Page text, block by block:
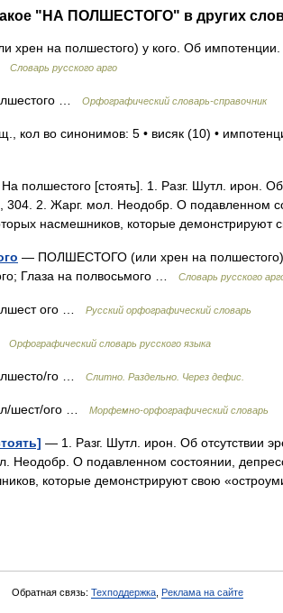
"НА ПОЛШЕСТОГО" в других
хрен на полшестого) у кого. Об
Словарь русского арго
… Орфографический словарь-справочник
кол во синонимов: 5 • висяк (10) •
полшестого [стоять]. 1. Разг. Шутл. ирон.
2. Жарг. мол. Неодобр. О подавленном
насмешников, которые
— ПОЛШЕСТОГО (или хрен на полшестого)
Глаза на полвосьмого …
Словарь русского
ого … Русский орфографический словарь
Орфографический словарь русского языка
го … Слитно. Раздельно. Через дефис.
шест/ого … Морфемно-орфографический словарь
— 1. Разг. Шутл. ирон. Об отсутствии
Неодобр. О подавленном состоянии,
которые демонстрируют свою
Обратная связь: Техподдержка Реклама на сайте